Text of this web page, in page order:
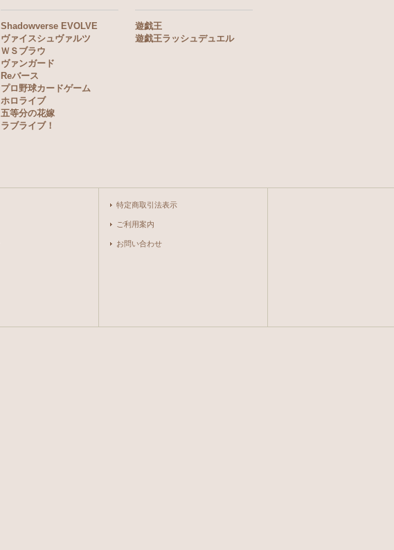
Shadowverse EVOLVE
ヴァイスシュヴァルツ
ＷＳブラウ
ヴァンガード
Reバース
プロ野球カードゲーム
ホロライブ
五等分の花嫁
ラブライブ！
遊戯王
遊戯王ラッシュデュエル
特定商取引法表示
ご利用案内
お問い合わせ